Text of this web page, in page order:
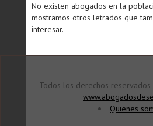
No existen abogados en la
mostramos otros letrados que
interesar.
Todos los derechos
Quienes